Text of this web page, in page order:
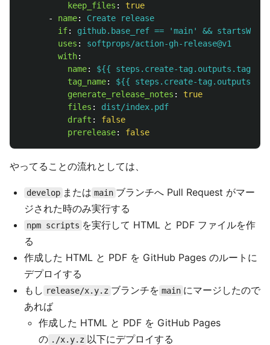
keep_files :
true
-
name:
Create release
if:
github.base_ref == 'main' &&
uses :
softprops/action-gh-release@v1
with:
name:
${{ steps.create-tag.outputs.tag-
tag_name:
${{ steps.create-
generate_release_notes :
true
files :
dist/index.pdf
draft :
false
prerelease: false
やってることの流れとしては、
develop または main ブランチへ Pull Request がマー
ジされた時のみ実行する
npm scripts を実行して HTML と PDF ファイルを作
る
作成した HTML と PDF を GitHub Pages のルートに
デプロイする
もし release/x.y.z ブランチを main にマージしたので
あれば
作成した HTML と PDF を GitHub Pages
の ./x.y.z 以下にデプロイする